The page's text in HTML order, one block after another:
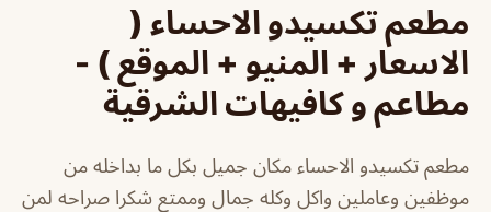
مطعم تكسيدو الاحساء (
الاسعار + المنيو + الموقع ) -
مطاعم و كافيهات الشرقية
مطعم تكسيدو الاحساء مكان جميل بكل ما بداخله من
موظفين وعاملين واكل وكله جمال وممتع شكرا صراحه لمن